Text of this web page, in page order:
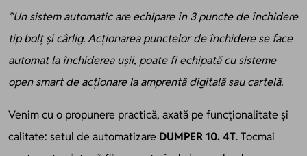
*Un sistem automatic are echipare în 3 puncte de închidere
tip bolț și cârlig. Acționarea punctelor de închidere se face
automat la închiderea ușii, poate fi echipată cu sisteme
open smart de acționare la amprentă digitală sau cartelă.
Venim cu o propunere practică, axată pe funcționalitate și
calitate: setul de automatizare DUMPER 10. 4T. Tocmai